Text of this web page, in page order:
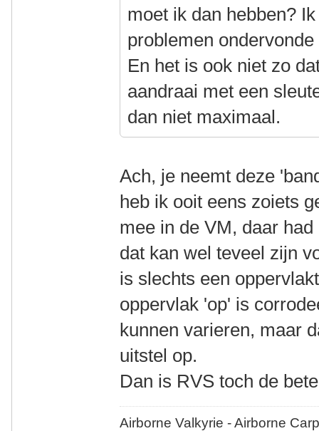
moet ik dan hebben?
problemen
En het is ook niet zo
aandraai met een
dan niet maximaal.
Ach, je neemt deze
heb ik ooit eens zoiets
mee in de VM, daar
dat kan wel teveel zijn
is slechts een
oppervlak 'op' is
kunnen varieren, maar
uitstel op.
Dan is RVS toch de
Airborne Valkyrie - Airborne